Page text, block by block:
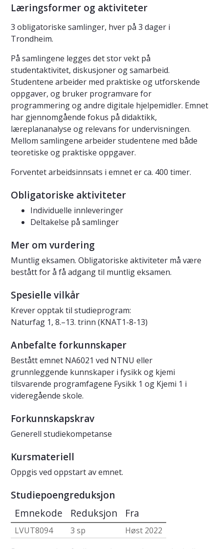
Læringsformer og aktiviteter
3 obligatoriske samlinger, hver på 3 dager i
Trondheim.
På samlingene legges det stor vekt på
studentaktivitet, diskusjoner og samarbeid.
Studentene arbeider med praktiske og utforskende
oppgaver, og bruker programvare for
programmering og andre digitale hjelpemidler. Emnet
har gjennomgående fokus på didaktikk,
læreplananalyse og relevans for undervisningen.
Mellom samlingene arbeider studentene med både
teoretiske og praktiske oppgaver.
Forventet arbeidsinnsats i emnet er ca. 400 timer.
Obligatoriske aktiviteter
Individuelle innleveringer
Deltakelse på samlinger
Mer om vurdering
Muntlig eksamen. Obligatoriske aktiviteter må være
bestått for å få adgang til muntlig eksamen.
Spesielle vilkår
Krever opptak til studieprogram:
Naturfag 1, 8.–13. trinn (KNAT1-8-13)
Anbefalte forkunnskaper
Bestått emnet NA6021 ved NTNU eller
grunnleggende kunnskaper i fysikk og kjemi
tilsvarende programfagene Fysikk 1 og Kjemi 1 i
videregående skole.
Forkunnskapskrav
Generell studiekompetanse
Kursmateriell
Oppgis ved oppstart av emnet.
Studiepoengreduksjon
Emnekode Reduksjon Fra
LVUT8094 3 sp
Høst 2022